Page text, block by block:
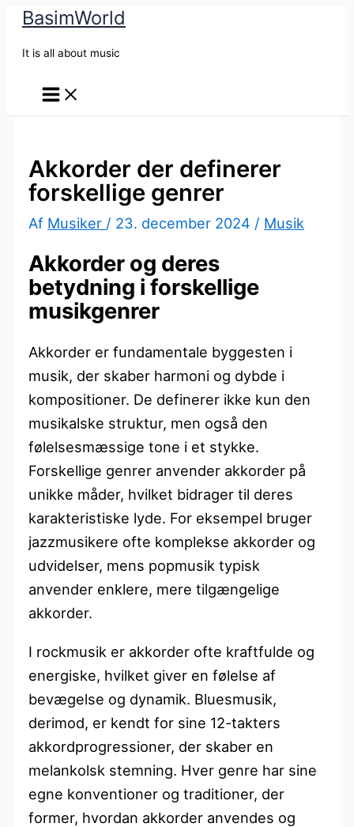
BasimWorld
It is all about music
Akkorder der definerer
forskellige genrer
Af Musiker / 23. december 2024 / Musik
Akkorder og deres
betydning i forskellige
musikgenrer
Akkorder er fundamentale byggesten i
musik, der skaber harmoni og dybde i
kompositioner. De definerer ikke kun den
musikalske struktur, men også den
følelsesmæssige tone i et stykke.
Forskellige genrer anvender akkorder på
unikke måder, hvilket bidrager til deres
karakteristiske lyde. For eksempel bruger
jazzmusikere ofte komplekse akkorder og
udvidelser, mens popmusik typisk
anvender enklere, mere tilgængelige
akkorder.
I rockmusik er akkorder ofte kraftfulde og
energiske, hvilket giver en følelse af
bevægelse og dynamik. Bluesmusik,
derimod, er kendt for sine 12-takters
akkordprogressioner, der skaber en
melankolsk stemning. Hver genre har sine
egne konventioner og traditioner, der
former, hvordan akkorder anvendes og